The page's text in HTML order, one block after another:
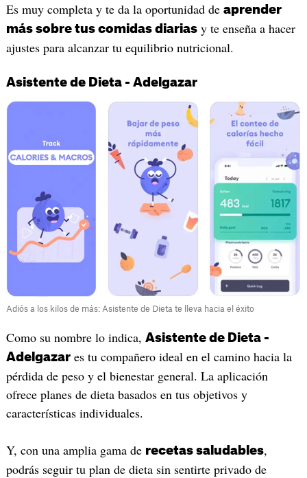
Es muy completa y te da la oportunidad de aprender
más sobre tus comidas diariasy te enseña a hacer
ajustes para alcanzar tu equilibrio nutricional.
Asistente de Dieta - Adelgazar
Adiós a los kilos de más: Asistente de Dieta te lleva hacia el éxito
Como su nombre lo indica, Asistente de Dieta -
Adelgazares tu compañero ideal en el camino hacia la
pérdida de peso y el bienestar general. La aplicación
ofrece planes de dieta basados en tus objetivos y
características individuales.
Y, con una amplia gama de recetas saludables,
podrás seguir tu plan de dieta sin sentirte privado de